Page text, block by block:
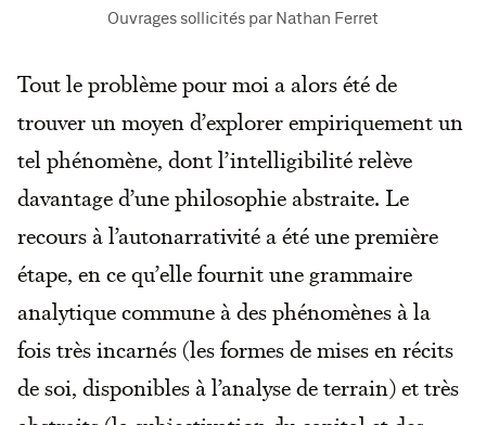
Ouvrages sollicités par Nathan Ferret
Tout le problème pour moi a alors été de
trouver un moyen d’explorer empiriquement un
tel phénomène, dont l’intelligibilité relève
davantage d’une philosophie abstraite. Le
recours à l’autonarrativité a été une première
étape, en ce qu’elle fournit une grammaire
analytique commune à des phénomènes à la
fois très incarnés (les formes de mises en récits
de soi, disponibles à l’analyse de terrain) et très